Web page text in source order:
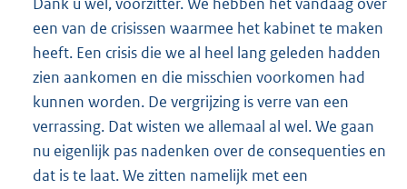
een van de crisissen waarmee het kabinet te maken
heeft. Een crisis die we al heel lang geleden hadden
zien aankomen en die misschien voorkomen had
kunnen worden. De vergrijzing is verre van een
verrassing. Dat wisten we allemaal al wel. We gaan
nu eigenlijk pas nadenken over de consequenties en
dat is te laat. We zitten namelijk met een